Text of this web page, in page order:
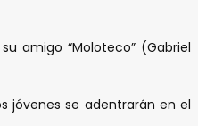
amigo “Moloteco” (Gabriel
jóvenes se adentrarán en el